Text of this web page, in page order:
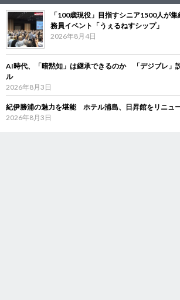
「100歳現役」目指すシニア1500人が
務員イベント「うぇるねすシップ」
2026年8月4日
AI時代、「暗黙知」は継承できるのか 「デジブレ」
ル
2026年8月3日
紀伊勝浦の魅力を堪能 ホテル浦島、日昇館をリニュ
2026年8月3日